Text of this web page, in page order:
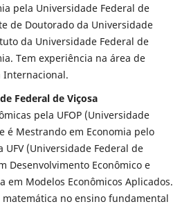
pela Universidade Federal de
de Doutorado da Universidade
da Universidade Federal de
Tem experiência na área de
Internacional.
Federal de Viçosa
pela UFOP (Universidade
é Mestrando em Economia pelo
UFV (Universidade Federal de
Desenvolvimento Econômico e
em Modelos Econômicos Aplicados.
no ensino fundamental